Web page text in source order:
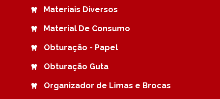
Materiais Diversos
Material De Consumo
Obturação - Papel
Obturação Guta
Organizador de Limas e Brocas